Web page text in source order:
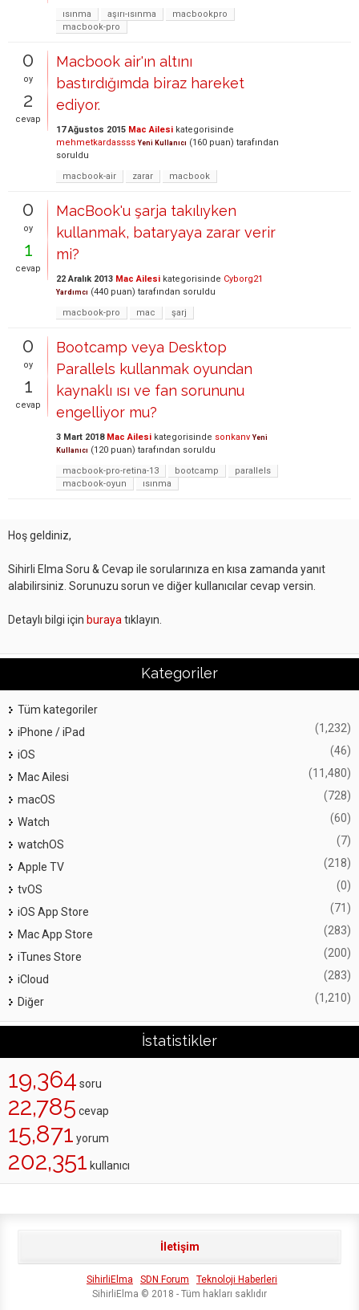
ısınma
aşırı-ısınma
macbookpro
macbook-pro
0
oy
2
cevap
Macbook air'ın altını
bastırdığımda biraz hareket
ediyor.
17 Ağustos 2015 Mac Ailesi kategorisinde
mehmetkardassss Yeni Kullanıcı (160 puan) tarafından
soruldu
macbook-air
zarar macbook
0
oy
1
cevap
MacBook'u şarja takılıyken
kullanmak, bataryaya zarar verir
mi?
22 Aralık 2013 Mac Ailesi kategorisinde Cyborg21
Yardımcı (440 puan) tarafından soruldu
macbook-pro
mac şarj
0
oy
1
cevap
Bootcamp veya Desktop
Parallels kullanmak oyundan
kaynaklı ısı ve fan sorununu
engelliyor mu?
3 Mart 2018 Mac Ailesi kategorisinde sonkanv Yeni
Kullanıcı (120 puan) tarafından soruldu
macbook-pro-retina-13
bootcamp
parallels
macbook-oyun
ısınma
Hoş geldiniz,
Sihirli Elma Soru & Cevap ile sorularınıza en kısa zamanda yanıt
alabilirsiniz. Sorunuzu sorun ve diğer kullanıcılar cevap versin.
Detaylı bilgi için buraya tıklayın.
Kategoriler
Tüm kategoriler
iPhone / iPad
(1,232)
iOS (46)
Mac Ailesi (11,480)
macOS (728)
Watch (60)
watchOS (7)
Apple TV (218)
tvOS (0)
iOS App Store (71)
Mac App Store (283)
iTunes Store (200)
iCloud (283)
Diğer (1,210)
İstatistikler
19,364 soru
22,785 cevap
15,871 yorum
202,351 kullanıcı
İletişim
SihirliElma SDN Forum
Teknoloji Haberleri
SihirliElma © 2018 - Tüm hakları saklıdır